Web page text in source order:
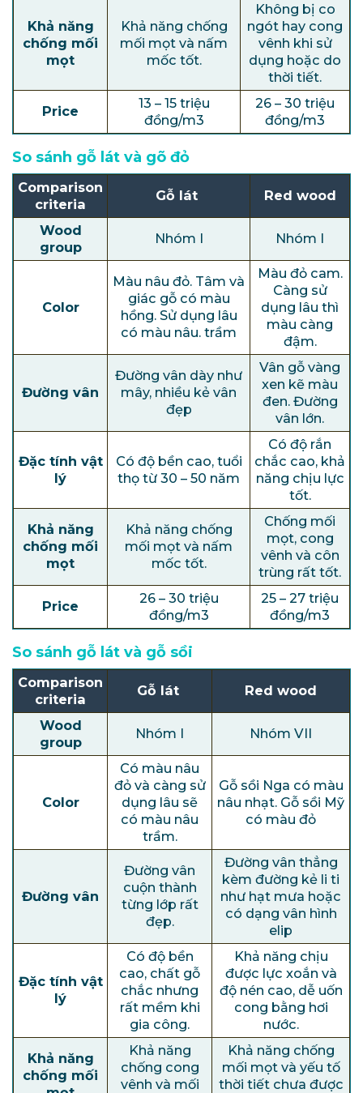
Khả năng
chống mối
mọt
Khả năng chống
mối mọt và nấm
mốc tốt.
Không bị co
ngót hay cong
vênh khi sử
dụng hoặc do
thời tiết.
Price
13 – 15 triệu
đồng/m3
26 – 30 triệu
đồng/m3
So sánh gỗ lát và gõ đỏ
Comparison
criteria
Gỗ lát Red wood
Wood
group
Nhóm I Nhóm I
Color
Màu nâu đỏ. Tâm và
giác gỗ có màu
hồng. Sử dụng lâu
có màu nâu. trầm
Màu đỏ cam.
Càng sử
dụng lâu thì
màu càng
đậm.
Đường vân
Đường vân dày như
mây, nhiều kẻ vân
đẹp
Vân gỗ vàng
xen kẽ màu
đen. Đường
vân lớn.
Đặc tính vật
lý
Có độ bền cao, tuổi
thọ từ 30 – 50 năm
Có độ rắn
chắc cao, khả
năng chịu lực
tốt.
Khả năng
chống mối
mọt
Khả năng chống
mối mọt và nấm
mốc tốt.
Chống mối
mọt, cong
vênh và côn
trùng rất tốt.
Price
26 – 30 triệu
đồng/m3
25 – 27 triệu
đồng/m3
So sánh gỗ lát và gỗ sồi
Comparison
criteria
Gỗ lát Red wood
Wood
group
Nhóm I Nhóm VII
Color
Có màu nâu
đỏ và càng sử
dụng lâu sẽ
có màu nâu
trầm.
Gỗ sồi Nga có màu
nâu nhạt. Gỗ sồi Mỹ
có màu đỏ
Đường vân
Đường vân
cuộn thành
từng lớp rất
đẹp.
Đường vân thẳng
kèm đường kẻ li ti
như hạt mưa hoặc
có dạng vân hình
elip
Đặc tính vật
lý
Có độ bền
cao, chất gỗ
chắc nhưng
rất mềm khi
gia công.
Khả năng chịu
được lực xoắn và
độ nén cao, dễ uốn
cong bằng hơi
nước.
Khả năng
chống mối
Khả năng
chống cong
vênh và mối
Khả năng chống
mối mọt và yếu tố
thời tiết chưa được